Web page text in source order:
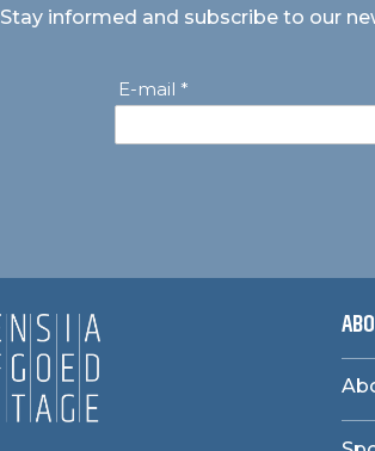
Stay informed and subscribe to our
E-mail *